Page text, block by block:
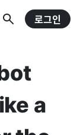
로그인
a